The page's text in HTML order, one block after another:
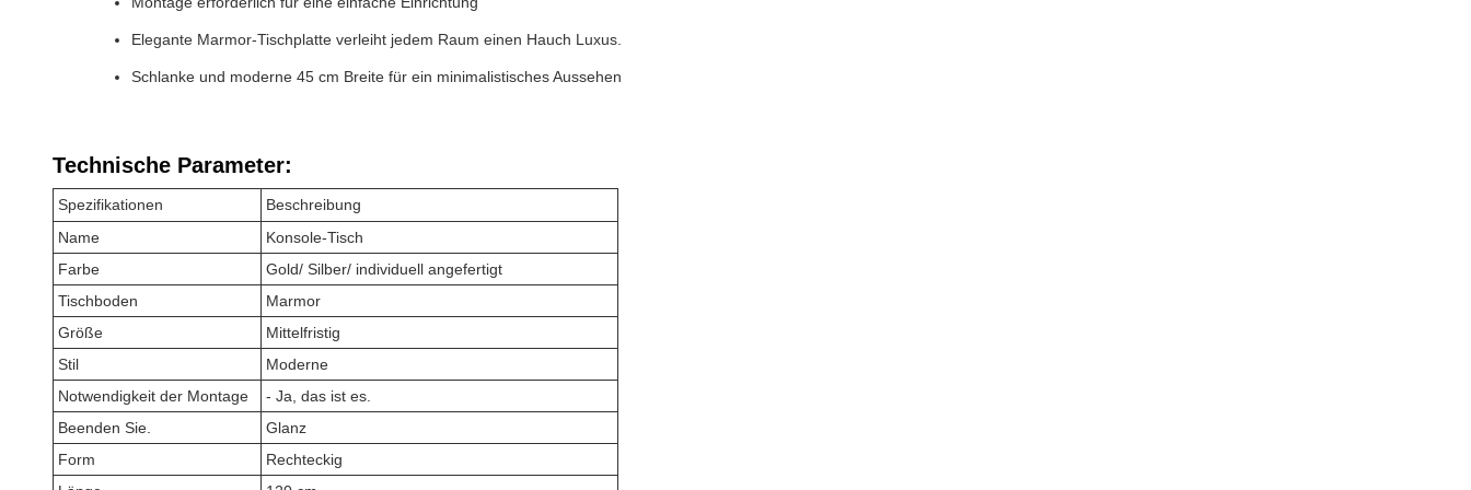
Elegante Marmor-Tischplatte verleiht jedem Raum einen Hauch Luxus.
Schlanke und moderne 45 cm Breite für ein minimalistisches Aussehen
Technische Parameter:
Spezifikationen
Beschreibung
Name
Konsole-Tisch
Farbe
Gold/ Silber/ individuell angefertigt
Tischboden
Marmor
Größe
Mittelfristig
Stil
Moderne
Notwendigkeit der Montage
- Ja, das ist es.
Beenden Sie.
Glanz
Form
Rechteckig